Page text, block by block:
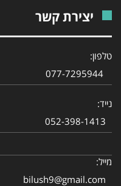
יצירת קשר
טלפון:
077-7295944
נייד:
052-398-1413
מייל:
bilush9@gmail.com